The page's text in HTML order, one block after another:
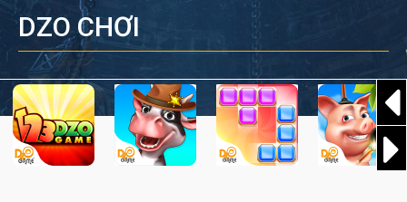
DZO CHƠI